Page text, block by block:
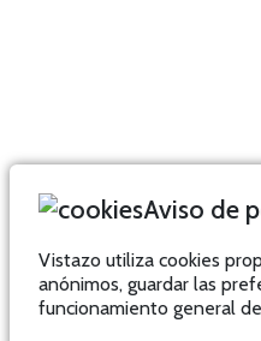
Aviso de
Vistazo utiliza cookies
anónimos, guardar las
funcionamiento general